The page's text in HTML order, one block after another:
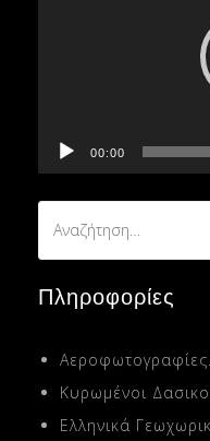
00:00
για:
Πληροφορίες
Αεροφωτογραφίες.
Κυρωμένοι
Ελληνικά